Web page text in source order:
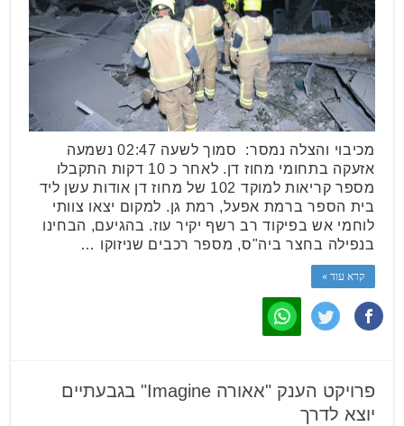
מכיבוי והצלה נמסר: סמוך לשעה 02:47 נשמעה
אזעקה בתחומי מחוז דן. לאחר כ 10 דקות התקבלו
מספר קריאות למוקד 102 של מחוז דן אודות עשן ליד
בית הספר ברמת אפעל, רמת גן. למקום יצאו צוותי
לוחמי אש בפיקוד רב רשף יקיר עוז. בהגיעם, הבחינו
בנפילה בחצר ביה"ס, מספר רכבים שניזוקו …
קרא עוד »
פרויקט הענק "אאורה Imagine" בגבעתיים
יוצא לדרך